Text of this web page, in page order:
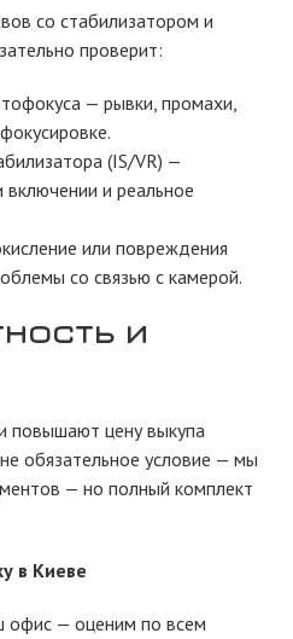
со стабилизатором и
проверит:
— рывки, промахи,
(IS/VR) —
и реальное
или повреждения
со связью с камерой.
и
повышают цену выкупа
обязательное условие — мы
— но полный комплект
в Киеве
офис — оценим по всем